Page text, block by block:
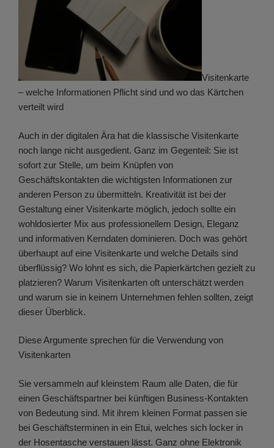
Visitenkarte
– welche Informationen Pflicht sind und wo das Kärtchen
verteilt wird
Auch in der digitalen Ära hat die klassische Visitenkarte
noch lange nicht ausgedient. Ganz im Gegenteil: Sie ist
sofort zur Stelle, um beim Knüpfen von
Geschäftskontakten die wichtigsten Informationen zur
anderen Person zu übermitteln. Kreativität ist bei der
Gestaltung einer Visitenkarte möglich, jedoch sollte ein
wohldosierter Mix aus professionellem Design, Eleganz
und informativen Kerndaten dominieren. Doch was gehört
überhaupt auf eine Visitenkarte und welche Details sind
überflüssig? Wo lohnt es sich, die Papierkärtchen gezielt zu
platzieren? Warum Visitenkarten oft unterschätzt werden
und warum sie in keinem Unternehmen fehlen sollten, zeigt
dieser Überblick.
Diese Argumente sprechen für die Verwendung von
Visitenkarten
Sie versammeln auf kleinstem Raum alle Daten, die für
einen Geschäftspartner bei künftigen Business-Kontakten
von Bedeutung sind. Mit ihrem kleinen Format passen sie
bei Geschäftsterminen in ein Etui, welches sich locker in
der Hosentasche verstauen lässt. Ganz ohne Elektronik